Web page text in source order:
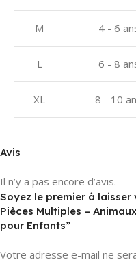
M 4 - 6
L 6 - 8
XL 8 - 10
Avis
Il n’y a pas encore d’avis.
Soyez le premier à laisser
Pièces Multiples –
pour Enfants”
Votre adresse e-mail ne